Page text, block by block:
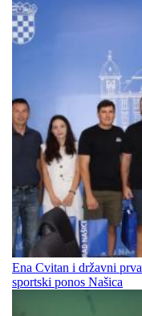
Ena Cvitan i državni
sportski ponos Našica